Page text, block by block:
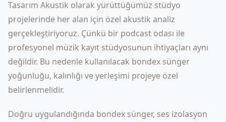
Tasarım Akustik olarak yürüttüğümüz stüdyo
projelerinde her alan için özel akustik analiz
gerçekleştiriyoruz. Çünkü bir podcast odası ile
profesyonel müzik kayıt stüdyosunun ihtiyaçları aynı
değildir. Bu nedenle kullanılacak bondex sünger
yoğunluğu, kalınlığı ve yerleşimi projeye özel
belirlenmelidir.
Doğru uygulandığında bondex sünger, ses izolasyon